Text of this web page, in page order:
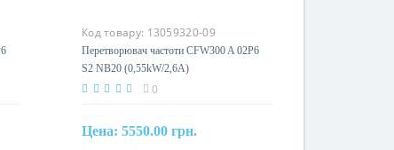
Код товару: 13059320-09
Перетворювач частоти CFW300 A 02P6
S2 NB20 (0,55kW/2,6А)
0
Цена: 5550.00 грн.